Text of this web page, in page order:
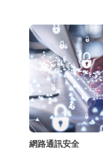
是私用或是經過
透過手機在陌生
可能導致通訊內
使用了惡意的
致個資外洩，並
簡訊功能被盜用
網路通訊安全